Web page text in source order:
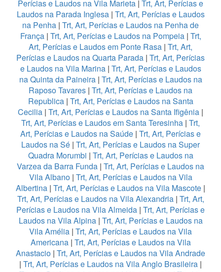
Perícias e Laudos na Vila Marieta | Trt, Art, Perícias e
Laudos na Parada Inglesa | Trt, Art, Perícias e Laudos
na Penha | Trt, Art, Perícias e Laudos na Penha de
França | Trt, Art, Perícias e Laudos na Pompeia| Trt,
Art, Perícias e Laudos em Ponte Rasa | Trt, Art,
Perícias e Laudos na Quarta Parada | Trt, Art, Perícias
e Laudos na Vila Marina| Trt, Art, Perícias e Laudos
na Quinta da Paineira| Trt, Art, Perícias e Laudos na
Raposo Tavares | Trt, Art, Perícias e Laudos na
Republica| Trt, Art, Perícias e Laudos na Santa
Cecilia | Trt, Art, Perícias e Laudos na Santa Ifigênia |
Trt, Art, Perícias e Laudos em Santa Teresinha | Trt,
Art, Perícias e Laudos na Saúde | Trt, Art, Perícias e
Laudos na Sé | Trt, Art, Perícias e Laudos na Super
Quadra Morumbi | Trt, Art, Perícias e Laudos na
Varzea da Barra Funda | Trt, Art, Perícias e Laudos na
Vila Albano| Trt, Art, Perícias e Laudos na Vila
Albertina | Trt, Art, Perícias e Laudos na Vila Mascote |
Trt, Art, Perícias e Laudos na Vila Alexandria| Trt, Art,
Perícias e Laudos na Vila Almeida | Trt, Art, Perícias e
Laudos na Vila Alpina | Trt, Art, Perícias e Laudos na
Vila Amélia | Trt, Art, Perícias e Laudos na Vila
Americana| Trt, Art, Perícias e Laudos na Vila
Anastacio | Trt, Art, Perícias e Laudos na Vila Andrade
| Trt, Art, Perícias e Laudos na Vila Anglo Brasileira |